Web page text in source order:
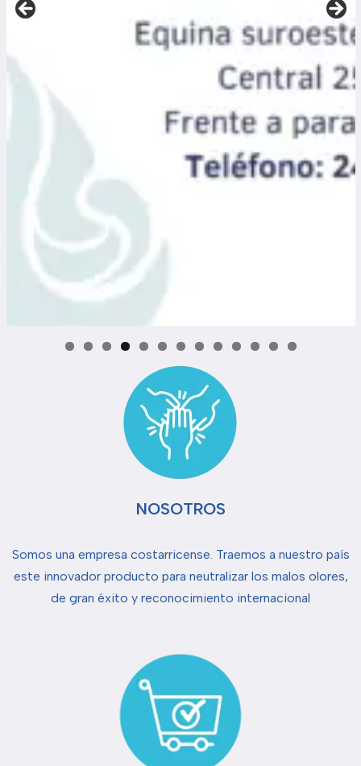
0 1 2 3
NOSOTROS
Somos una empresa costarricense. Traemos a nuestro país
este innovador producto para neutralizar los malos olores,
de gran éxito y reconocimiento internacional